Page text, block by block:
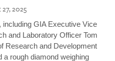
2025
GIA Executive Vice
and Laboratory Officer Tom
Research and Development
a rough diamond weighing